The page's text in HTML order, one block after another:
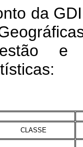
da
e
CLASSE